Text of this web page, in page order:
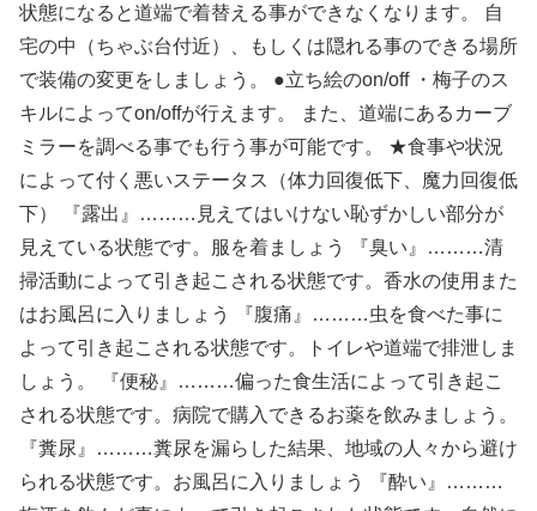
状態になると道端で着替える事ができなくなります。 自
宅の中（ちゃぶ台付近）、もしくは隠れる事のできる場所
で装備の変更をしましょう。 ●立ち絵のon/off ・梅子のス
キルによってon/offが行えます。 また、道端にあるカーブ
ミラーを調べる事でも行う事が可能です。 ★食事や状況
によって付く悪いステータス（体力回復低下、魔力回復低
下） 『露出』………見えてはいけない恥ずかしい部分が
見えている状態です。服を着ましょう 『臭い』………清
掃活動によって引き起こされる状態です。香水の使用また
はお風呂に入りましょう 『腹痛』………虫を食べた事に
よって引き起こされる状態です。トイレや道端で排泄しま
しょう。 『便秘』………偏った食生活によって引き起こ
される状態です。病院で購入できるお薬を飲みましょう。
『糞尿』………糞尿を漏らした結果、地域の人々から避け
られる状態です。お風呂に入りましょう 『酔い』………